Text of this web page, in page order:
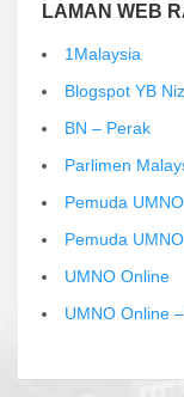
LAMAN WEB
1Malaysia
Blogspot YB
BN – Perak
Parlimen
Pemuda UMNO
Pemuda
UMNO Online
UMNO Online